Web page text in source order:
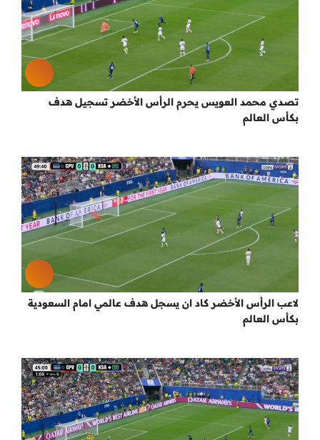
تصدي محمد العويس يحرم الرأس الأخضر تسجيل هدف
بكأس العالم
لاعب الرأس الأخضر كاد ان يسجل هدف عالمي امام السعودية
بكأس العالم